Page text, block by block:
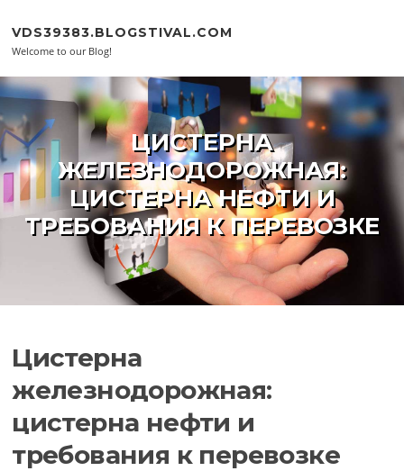
VDS39383.BLOGSTIVAL.COM
Welcome to our Blog!
ЦИСТЕРНА
ЖЕЛЕЗНОДОРОЖНАЯ:
ЦИСТЕРНА НЕФТИ И
ТРЕБОВАНИЯ К ПЕРЕВОЗКЕ
Цистерна
железнодорожная:
цистерна нефти и
требования к перевозке